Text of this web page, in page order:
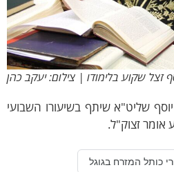
זצל שקוע בלימודו | צילום: יעקב כהן
שליט"א שיתף בשיעורו השבועי
זצוק"ל.
המזרח בגוגל